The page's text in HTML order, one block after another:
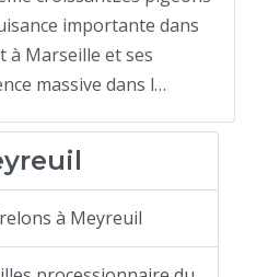
importante dans
à Marseille et ses
massive dans l…
à Meyreuil